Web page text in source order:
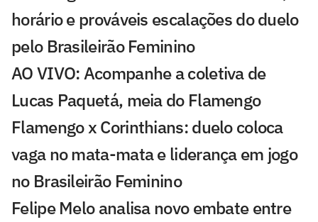
horário e prováveis escalações do duelo
pelo Brasileirão Feminino
AO VIVO: Acompanhe a coletiva de
Lucas Paquetá, meia do Flamengo
Flamengo x Corinthians: duelo coloca
vaga no mata-mata e liderança em jogo
no Brasileirão Feminino
Felipe Melo analisa novo embate entre